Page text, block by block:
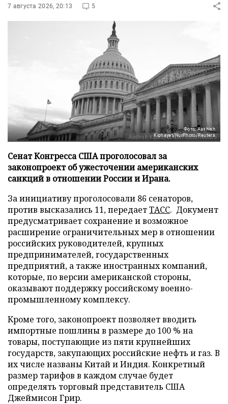
7 августа 2026, 20:13 5
Фото: Aashish
Kiphayet/NurPhoto/Reuters
Сенат Конгресса США проголосовал за
законопроект об ужесточении американских
санкций в отношении России и Ирана.
За инициативу проголосовали 86 сенаторов,
против высказались 11, передаетТАСС. Документ
предусматривает сохранение и возможное
расширение ограничительных мер в отношении
российских руководителей, крупных
предпринимателей, государственных
предприятий, а также иностранных компаний,
которые, по версии американской стороны,
оказывают поддержку российскому военно-
промышленному комплексу.
Кроме того, законопроект позволяет вводить
импортные пошлины в размере до 100 % на
товары, поступающие из пяти крупнейших
государств, закупающих российские нефть и газ. В
их числе названы Китай и Индия. Конкретный
размер тарифов в каждом случае будет
определять торговый представитель США
Джеймисон Грир.